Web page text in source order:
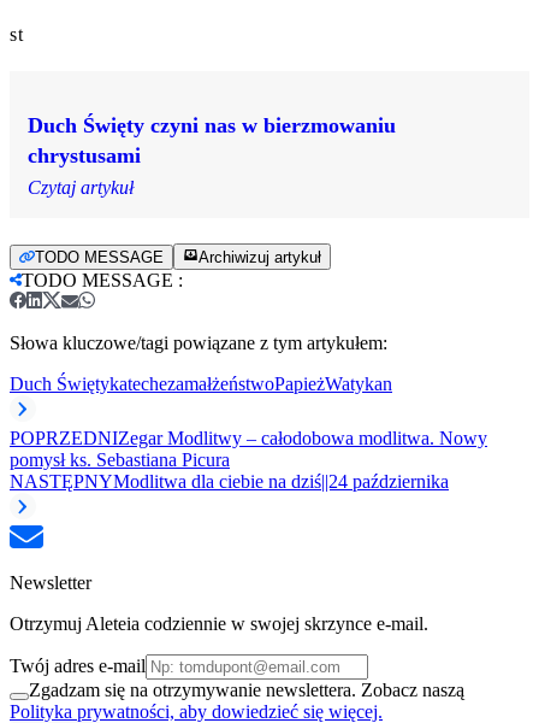
st
Duch Święty czyni nas w bierzmowaniu
chrystusami
Czytaj artykuł
TODO MESSAGE Archiwizuj artykuł
TODO MESSAGE :
Słowa kluczowe/tagi powiązane z tym artykułem:
Duch ŚwiętykatechezamałżeństwoPapieżWatykan
POPRZEDNIZegar Modlitwy – całodobowa modlitwa. Nowy
pomysł ks. Sebastiana Picura
NASTĘPNYModlitwa dla ciebie na dziś||24 października
Newsletter
Otrzymuj Aleteia codziennie w swojej skrzynce e-mail.
Twój adres e-mail
Zgadzam się na otrzymywanie newslettera. Zobacz naszą
Polityka prywatności, aby dowiedzieć się więcej.